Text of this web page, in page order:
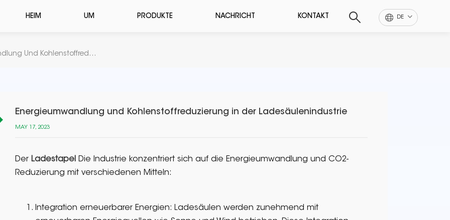
DE
HEIM UM PRODUKTE NACHRICHT KONTAKT
Energieumwandlung Und Kohlenstoffreduzierung In Der Ladesäulenindustrie
Energieumwandlung und Kohlenstoffreduzierung in der Ladesäulenindustrie
MAY 17, 2023
Der Ladestapel Die Industrie konzentriert sich auf die Energieumwandlung und CO2-
Reduzierung mit verschiedenen Mitteln:
Integration erneuerbarer Energien: Ladesäulen werden zunehmend mit